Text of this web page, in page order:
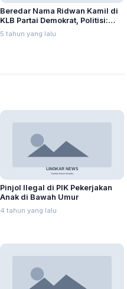
Beredar Nama Ridwan Kamil di
KLB Partai Demokrat, Politisi:
Saya Tidak Yakin
5 tahun yang lalu
Pinjol Ilegal di PIK Pekerjakan
Anak di Bawah Umur
4 tahun yang lalu